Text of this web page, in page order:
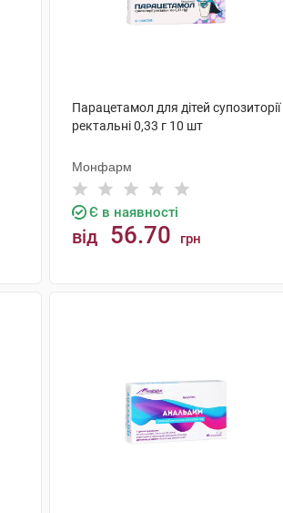
Парацетамол для дітей супозиторії
ректальні 0,33 г 10 шт
Монфарм
Є в наявності
від 56.70 грн